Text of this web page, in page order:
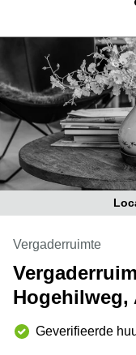
Tilburg
Zwolle
Amsterdam
Westpoort
Business
center
Hilversum
Business
center
Den
Haag
Coworking
space
Coworking
Arnhem
Kantoorruimte
in Arnhem
space
Vergaderruimte
Hogehilweg,
Geverifieerde